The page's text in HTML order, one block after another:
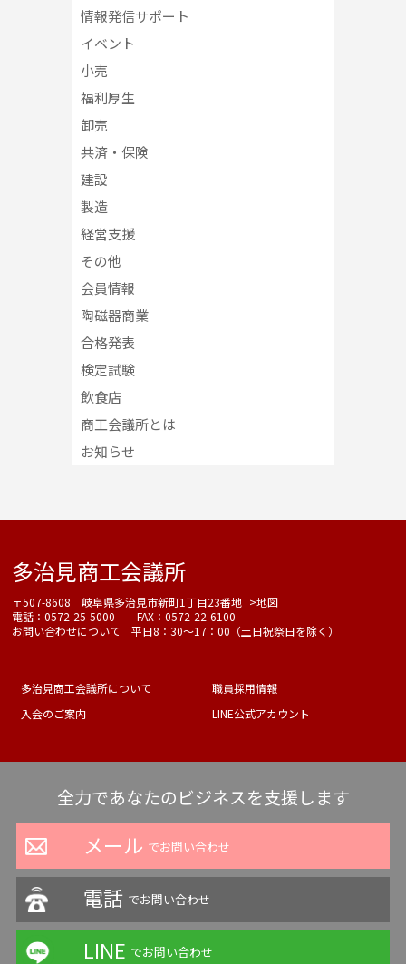
情報発信サポート
イベント
小売
福利厚生
卸売
共済・保険
建設
製造
経営支援
その他
会員情報
陶磁器商業
合格発表
検定試験
飲食店
商工会議所とは
お知らせ
多治見商工会議所
〒507-8608 岐阜県多治見市新町1丁目23番地 >地図
電話：0572-25-5000 FAX：0572-22-6100
お問い合わせについて 平日8：30～17：00（土日祝祭日を除く）
多治見商工会議所について
職員採用情報
入会のご案内
LINE公式アカウント
全力であなたのビジネスを支援します
メール でお問い合わせ
電話 でお問い合わせ
LINE でお問い合わせ